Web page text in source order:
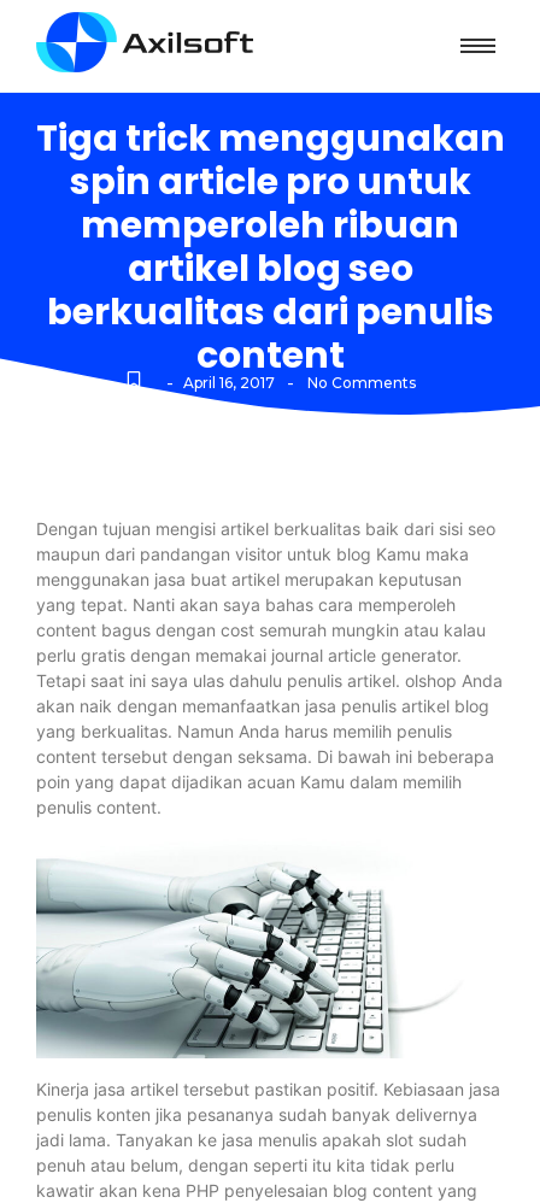
Tiga trick menggunakan
spin article pro untuk
memperoleh ribuan
artikel blog seo
berkualitas dari penulis
content
- April 16, 2017 - No Comments
Dengan tujuan mengisi artikel berkualitas baik dari sisi seo
maupun dari pandangan visitor untuk blog Kamu maka
menggunakan jasa buat artikel merupakan keputusan
yang tepat. Nanti akan saya bahas cara memperoleh
content bagus dengan cost semurah mungkin atau kalau
perlu gratis dengan memakai journal article generator.
Tetapi saat ini saya ulas dahulu penulis artikel. olshop Anda
akan naik dengan memanfaatkan jasa penulis artikel blog
yang berkualitas. Namun Anda harus memilih penulis
content tersebut dengan seksama. Di bawah ini beberapa
poin yang dapat dijadikan acuan Kamu dalam memilih
penulis content.
Kinerja jasa artikel tersebut pastikan positif. Kebiasaan jasa
penulis konten jika pesananya sudah banyak delivernya
jadi lama. Tanyakan ke jasa menulis apakah slot sudah
penuh atau belum, dengan seperti itu kita tidak perlu
kawatir akan kena PHP penyelesaian blog content yang